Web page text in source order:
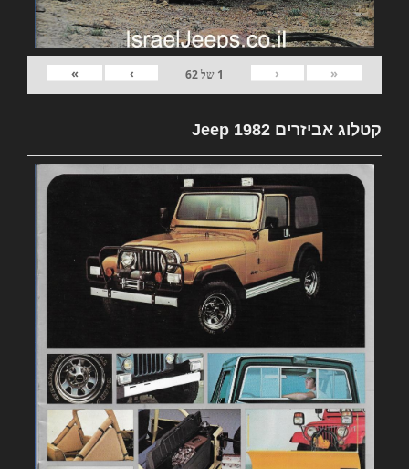
«
‹
1 של62
›
»
קטלוג אביזרים 1982 Jeep